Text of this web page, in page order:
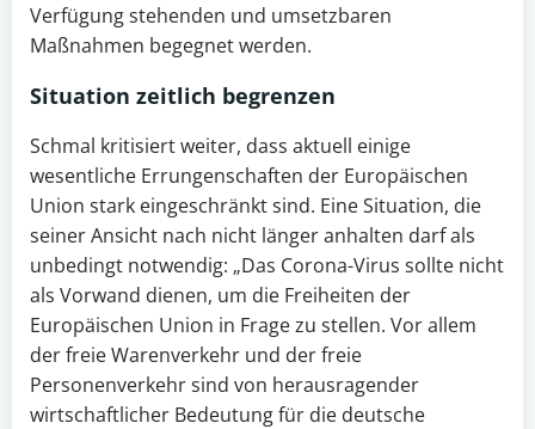
Verfügung stehenden und umsetzbaren
Maßnahmen begegnet werden.
Situation zeitlich begrenzen
Schmal kritisiert weiter, dass aktuell einige
wesentliche Errungenschaften der Europäischen
Union stark eingeschränkt sind. Eine Situation, die
seiner Ansicht nach nicht länger anhalten darf als
unbedingt notwendig: „Das Corona-Virus sollte nicht
als Vorwand dienen, um die Freiheiten der
Europäischen Union in Frage zu stellen. Vor allem
der freie Warenverkehr und der freie
Personenverkehr sind von herausragender
wirtschaftlicher Bedeutung für die deutsche